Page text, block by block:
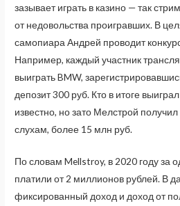
зазывает играть в казино — так
от недовольства проигравших. В
самопиара Андрей проводит
Например, каждый участник
выиграть BMW,
депозит 300 руб. Кто в итоге
известно, но зато Мелстрой
слухам, более 15 млн руб.
По словам Mellstroy, в 2020 году за
платили от 2 миллионов рублей. В
фиксированный доход и доход от